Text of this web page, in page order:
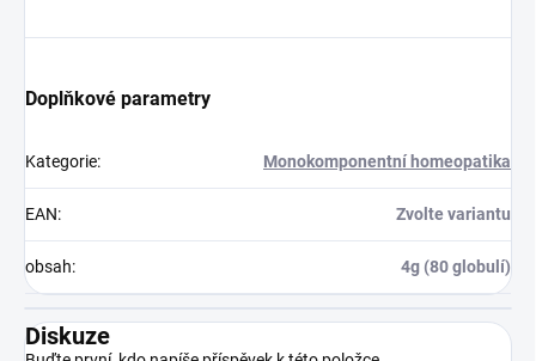
Doplňkové parametry
Kategorie: Monokomponentní homeopatika
EAN: Zvolte variantu
obsah: 4g (80 globulí)
Diskuze